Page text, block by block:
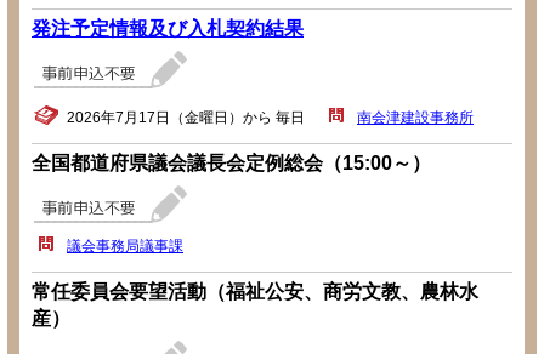
発注予定情報及び入札契約結果
2026年7月17日（金曜日）から 毎日 南会津建設事務所
全国都道府県議会議長会定例総会（15:00～）
議会事務局議事課
常任委員会要望活動（福祉公安、商労文教、農林水
産）